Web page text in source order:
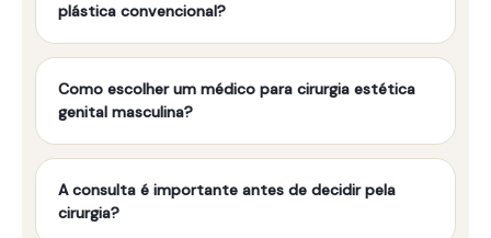
plástica convencional?
Como escolher um médico para cirurgia estética
genital masculina?
A consulta é importante antes de decidir pela
cirurgia?